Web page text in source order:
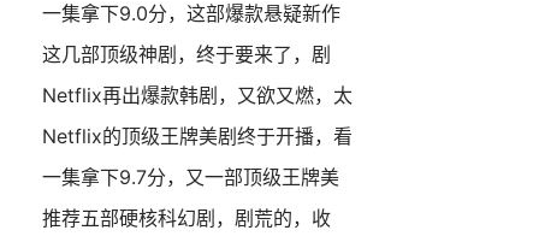
一集拿下9.0分，这部爆款悬疑新作
这几部顶级神剧，终于要来了，剧
Netflix再出爆款韩剧，又欲又燃，太
Netflix的顶级王牌美剧终于开播，看
一集拿下9.7分，又一部顶级王牌美
推荐五部硬核科幻剧，剧荒的，收